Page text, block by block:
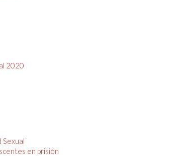
2020
en prisión